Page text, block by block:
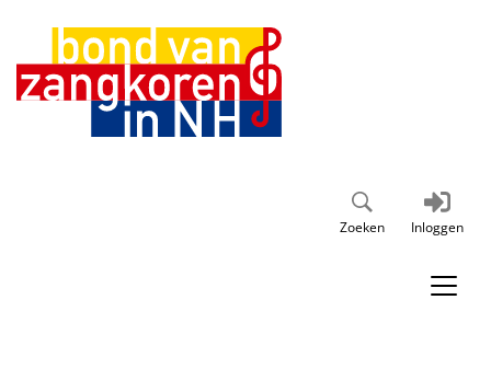
Zoeken Inloggen